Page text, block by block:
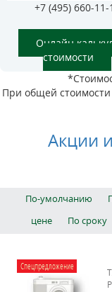
+7 (495) 660-11-
Онлайн
стоимости
При общей стоимости
Акции
По-умолчанию
цене
По сроку
Спецпредложение